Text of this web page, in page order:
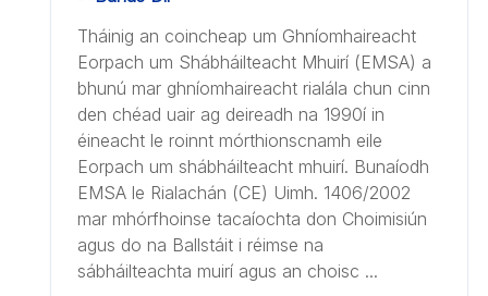
Tháinig an coincheap um Ghníomhaireacht
Eorpach um Shábháilteacht Mhuirí (EMSA) a
bhunú mar ghníomhaireacht rialála chun cinn
den chéad uair ag deireadh na 1990í in
éineacht le roinnt mórthionscnamh eile
Eorpach um shábháilteacht mhuirí. Bunaíodh
EMSA le Rialachán (CE) Uimh. 1406/2002
mar mhórfhoinse tacaíochta don Choimisiún
agus do na Ballstáit i réimse na
sábháilteachta muirí agus an choisc ...